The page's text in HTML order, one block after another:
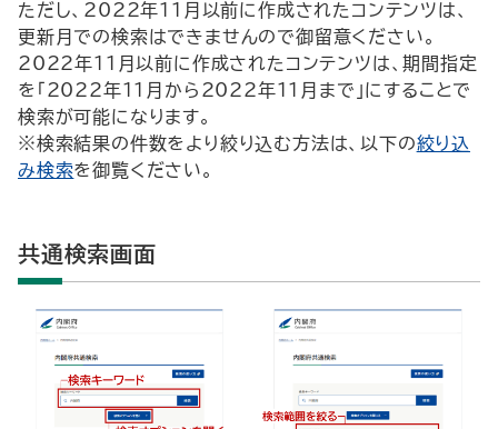
ただし、2022年11月以前に作成されたコンテンツは、
更新月での検索はできませんので御留意ください。
2022年11月以前に作成されたコンテンツは、期間指定
を「2022年11月から2022年11月まで」にすることで
検索が可能になります。
※検索結果の件数をより絞り込む方法は、以下の絞り込
み検索を御覧ください。
共通検索画面